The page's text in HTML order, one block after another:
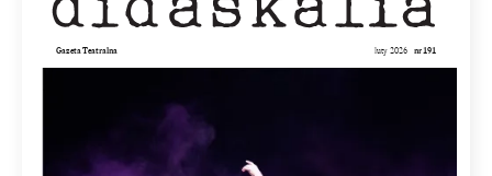
Gazeta Teatralna luty 2026 nr 191